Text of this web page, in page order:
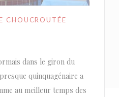
CHOUCROUTÉE
dans le giron du
quinquagénaire a
au meilleur temps des